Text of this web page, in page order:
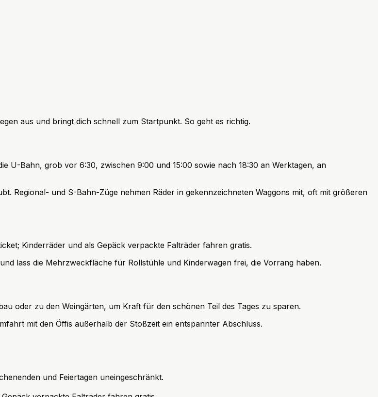
aus und bringt dich schnell zum Startpunkt. So geht es richtig.
U-Bahn, grob vor 6:30, zwischen 9:00 und 15:00 sowie nach 18:30 an Werktagen, an
Regional- und S-Bahn-Züge nehmen Räder in gekennzeichneten Waggons mit, oft mit größeren
Kinderräder und als Gepäck verpackte Falträder fahren gratis.
lass die Mehrzweckfläche für Rollstühle und Kinderwagen frei, die Vorrang haben.
oder zu den Weingärten, um Kraft für den schönen Teil des Tages zu sparen.
mit den Öffis außerhalb der Stoßzeit ein entspannter Abschluss.
und Feiertagen uneingeschränkt.